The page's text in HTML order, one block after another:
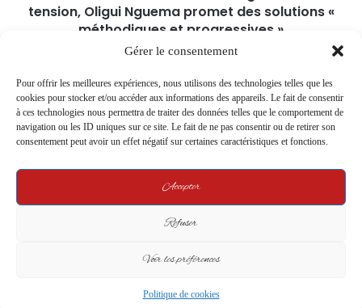
Gérer le consentement
Pour offrir les meilleures expériences, nous utilisons des technologies telles que les
cookies pour stocker et/ou accéder aux informations des appareils. Le fait de consentir
à ces technologies nous permettra de traiter des données telles que le comportement de
navigation ou les ID uniques sur ce site. Le fait de ne pas consentir ou de retirer son
consentement peut avoir un effet négatif sur certaines caractéristiques et fonctions.
Accepter
Refuser
Voir les préférences
Politique de cookies
tension, Oligui Nguema promet des solutions «
méthodiques et progressives »
Le Président Oligui Nguema